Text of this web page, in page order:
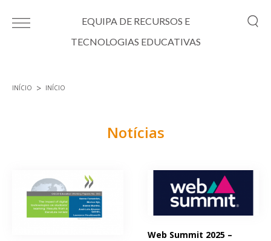
EQUIPA DE RECURSOS E
TECNOLOGIAS EDUCATIVAS
INÍCIO INÍCIO
Notícias
Web Summit 2025 –
Páginas